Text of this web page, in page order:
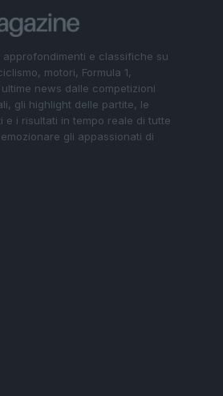
approfondimenti e classifiche su
motori, Formula 1,
news dalle competizioni
gli highlight delle partite, le
e i risultati in tempo reale di tutte
gli appassionati di